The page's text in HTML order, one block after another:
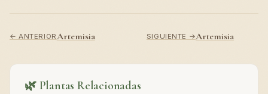
← ANTERIORArtemisia SIGUIENTE →Artemisia
🌿 Plantas Relacionadas